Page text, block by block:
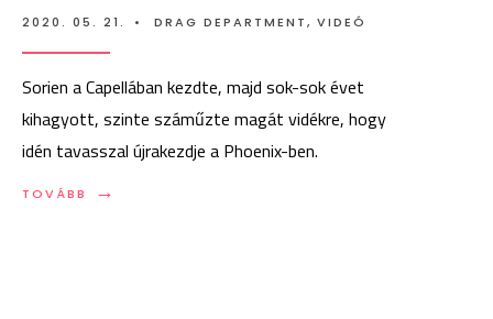
2020. 05. 21. • DRAG DEPARTMENT, VIDEÓ
Sorien a Capellában kezdte, majd sok-sok évet
kihagyott, szinte száműzte magát vidékre, hogy
idén tavasszal újrakezdje a Phoenix-ben.
TOVÁBB →
TOVÁBB: